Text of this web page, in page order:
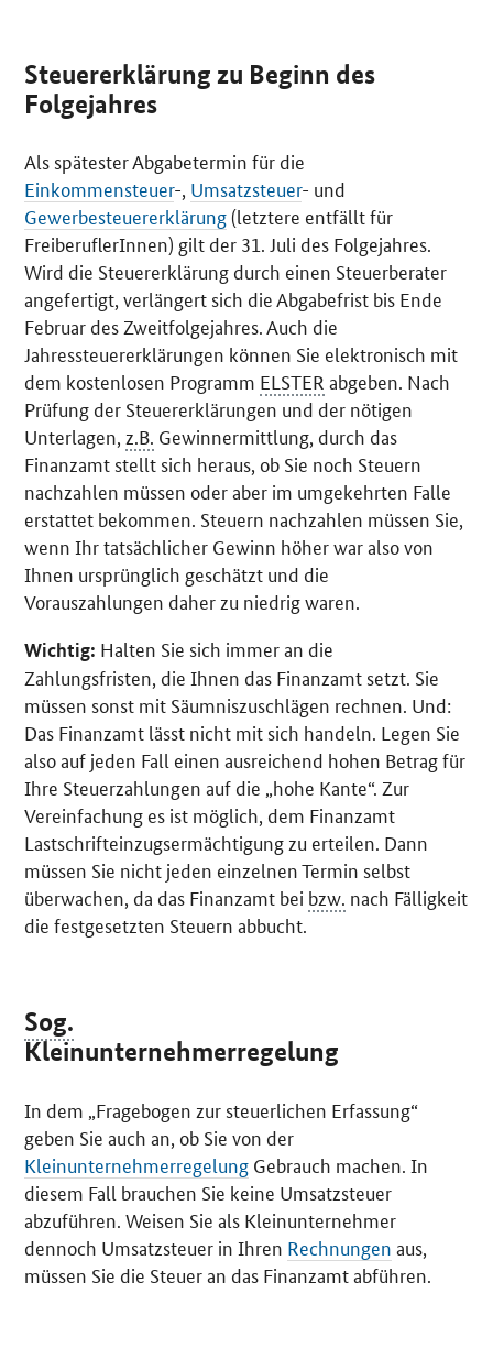
Steuererklärung zu Beginn des
Folgejahres
Als spätester Abgabetermin für die
Einkommensteuer-, Umsatzsteuer- und
Gewerbesteuererklärung(letztere entfällt für
FreiberuflerInnen) gilt der 31. Juli des Folgejahres.
Wird die Steuererklärung durch einen Steuerberater
angefertigt, verlängert sich die Abgabefrist bis Ende
Februar des Zweitfolgejahres. Auch die
Jahressteuererklärungen können Sie elektronisch mit
dem kostenlosen Programm ELSTER abgeben. Nach
Prüfung der Steuererklärungen und der nötigen
Unterlagen, z.B. Gewinnermittlung, durch das
Finanzamt stellt sich heraus, ob Sie noch Steuern
nachzahlen müssen oder aber im umgekehrten Falle
erstattet bekommen. Steuern nachzahlen müssen Sie,
wenn Ihr tatsächlicher Gewinn höher war also von
Ihnen ursprünglich geschätzt und die
Vorauszahlungen daher zu niedrig waren.
Wichtig: Halten Sie sich immer an die
Zahlungsfristen, die Ihnen das Finanzamt setzt. Sie
müssen sonst mit Säumniszuschlägen rechnen. Und:
Das Finanzamt lässt nicht mit sich handeln. Legen Sie
also auf jeden Fall einen ausreichend hohen Betrag für
Ihre Steuerzahlungen auf die „hohe Kante“. Zur
Vereinfachung es ist möglich, dem Finanzamt
Lastschrifteinzugsermächtigung zu erteilen. Dann
müssen Sie nicht jeden einzelnen Termin selbst
überwachen, da das Finanzamt bei bzw. nach Fälligkeit
die festgesetzten Steuern abbucht.
Sog.
Kleinunternehmerregelung
In dem „Fragebogen zur steuerlichen Erfassung“
geben Sie auch an, ob Sie von der
Kleinunternehmerregelung Gebrauch machen. In
diesem Fall brauchen Sie keine Umsatzsteuer
abzuführen. Weisen Sie als Kleinunternehmer
dennoch Umsatzsteuer in Ihren Rechnungen aus,
müssen Sie die Steuer an das Finanzamt abführen.